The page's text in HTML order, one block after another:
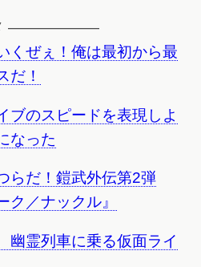
メ ——————
くぜぇ！俺は最初から最
だ！
ブのスピードを表現しよ
なった
らだ！鎧武外伝第2弾
ク／ナックル』
幽霊列車に乗る仮面ライ